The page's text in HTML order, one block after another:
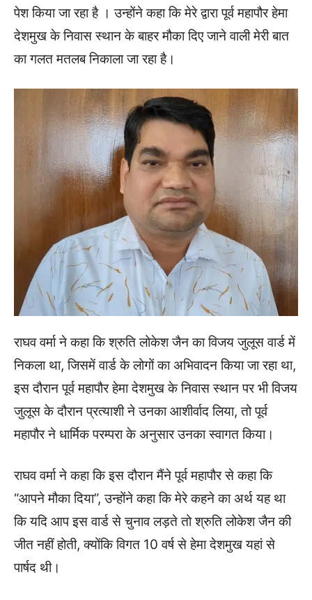
पेश किया जा रहा है । उन्होंने कहा कि मेरे द्वारा पूर्व महापौर हेमा
देशमुख के निवास स्थान के बाहर मौका दिए जाने वाली मेरी बात
का गलत मतलब निकाला जा रहा है।
राघव वर्मा ने कहा कि श्रुति लोकेश जैन का विजय जुलूस वार्ड में
निकला था, जिसमें वार्ड के लोगों का अभिवादन किया जा रहा था,
इस दौरान पूर्व महापौर हेमा देशमुख के निवास स्थान पर भी विजय
जुलूस के दौरान प्रत्याशी ने उनका आशीर्वाद लिया, तो पूर्व
महापौर ने धार्मिक परम्परा के अनुसार उनका स्वागत किया।
राघव वर्मा ने कहा कि इस दौरान मैंने पूर्व महापौर से कहा कि
“आपने मौका दिया”, उन्होंने कहा कि मेरे कहने का अर्थ यह था
कि यदि आप इस वार्ड से चुनाव लड़ते तो श्रुति लोकेश जैन की
जीत नहीं होती, क्योंकि विगत 10 वर्ष से हेमा देशमुख यहां से
पार्षद थी।